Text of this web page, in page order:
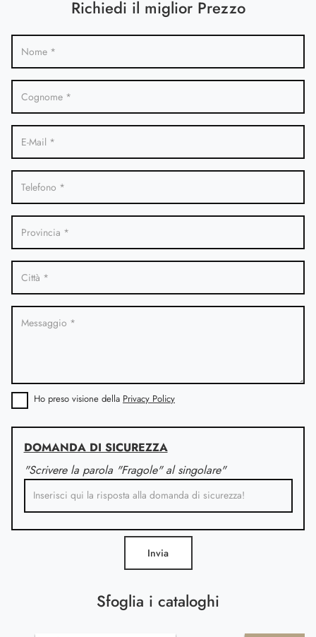
Sfoglia i cataloghi
Richiedi il miglior Prezzo
Ho preso visione della Privacy Policy
DOMANDA DI SICUREZZA
"Scrivere la parola "Fragole" al singolare"
Invia